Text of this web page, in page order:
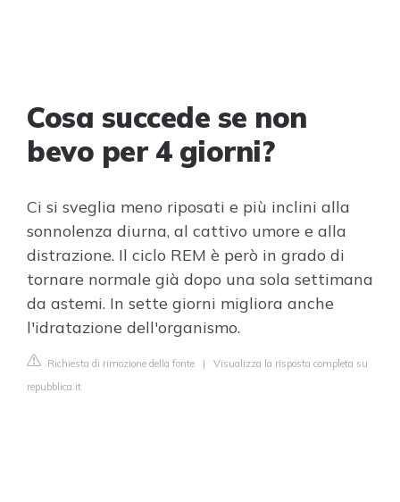
Cosa succede se non
bevo per 4 giorni?
Ci si sveglia meno riposati e più inclini alla
sonnolenza diurna, al cattivo umore e alla
distrazione. Il ciclo REM è però in grado di
tornare normale già dopo una sola settimana
da astemi. In sette giorni migliora anche
l'idratazione dell'organismo.
Richiesta di rimozione della fonte | Visualizza la risposta completa su
repubblica.it